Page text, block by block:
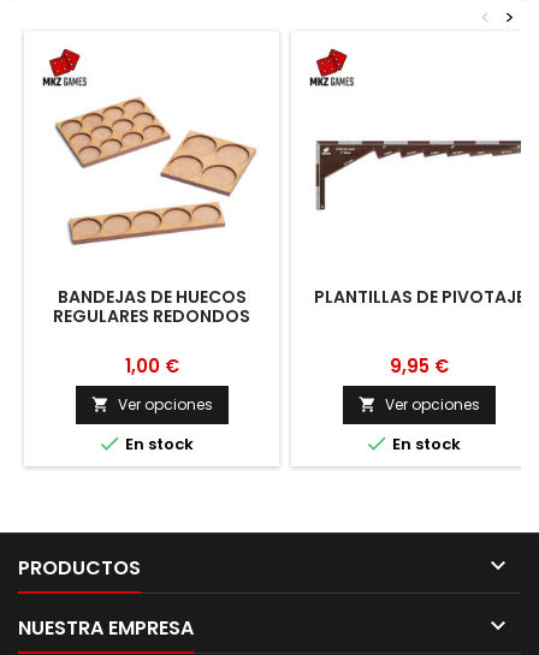
>
<
BANDEJAS DE HUECOS
REGULARES REDONDOS
1,00 €
 Ver opciones
 En stock
PLANTILLAS DE PIVOTAJE
9,95 €
 Ver opciones
 En stock
PRODUCTOS 
NUESTRA EMPRESA 